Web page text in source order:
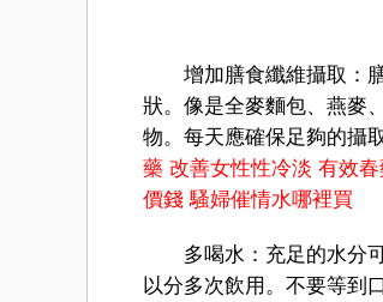
增加膳食纖維攝取：膳
狀。像是全麥麵包、燕麥
物。每天應確保足夠的攝
藥 改善女性性冷淡 有效
價錢 騷婦催情水哪裡買
多喝水：充足的水分可
以分多次飲用。不要等到